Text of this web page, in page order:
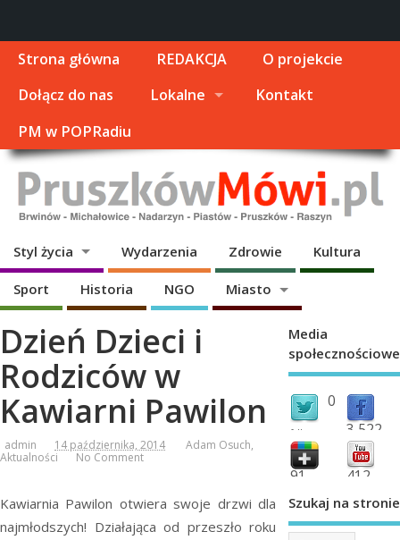
Strona główna REDAKCJA
O projekcie
Dołącz do nas
Lokalne
Kontakt
PM w POPRadiu
Styl życia Wydarzenia Zdrowie Kultura
Sport Historia NGO Miasto
Dzień Dzieci i
Rodziców w
Kawiarni Pawilon
admin 14 października, 2014 Adam Osuch,
Aktualności
No Comment
Kawiarnia Pawilon otwiera swoje drzwi dla
najmłodszych! Działająca od przeszło roku
Media
społecznościowe
0
followers 3,522
fans
91 412
Szukaj na stronie